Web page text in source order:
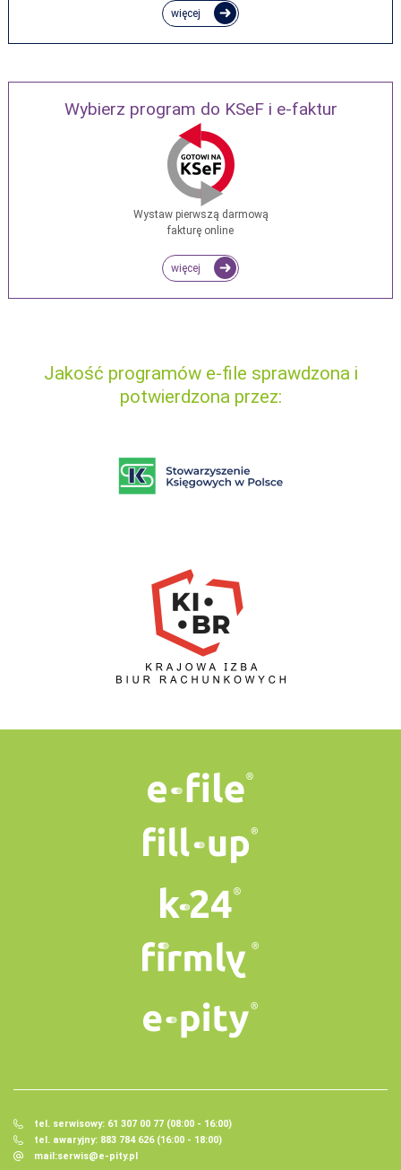
więcej
Wybierz program do KSeF i e-faktur
Wystaw pierwszą darmową
fakturę online
więcej
Jakość programów e-file sprawdzona i
potwierdzona przez:
tel. serwisowy: 61 307 00 77 (08:00 - 16:00)
tel. awaryjny: 883 784 626 (16:00 - 18:00)
mail:serwis@e-pity.pl